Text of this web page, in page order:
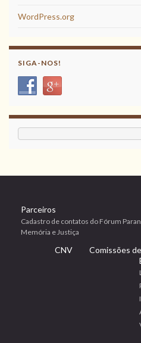
WordPress.org
SIGA-NOS!
Parceiros
Cadastro de contatos do Fórum
Memória e Justiça
CNV
Comissões